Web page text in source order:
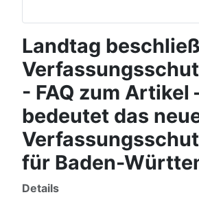
Landtag
- FAQ zum Artikel
bedeutet das
für Baden-
Details